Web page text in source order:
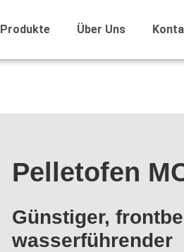
Produkte Über Uns
Pelletofen
Günstiger,
wasserführender